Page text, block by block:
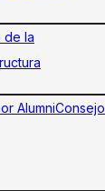
de la
AlumniConsejo